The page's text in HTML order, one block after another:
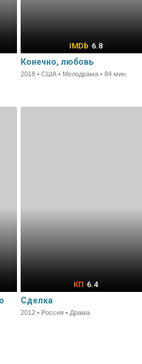
6.8
Конечно, любовь
2018 • США • Мелодрама • 84 мин.
6.4
Сделка
2012 • Россия • Драма